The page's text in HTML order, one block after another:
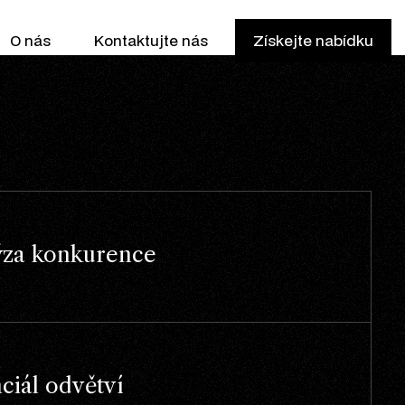
O nás Kontaktujte nás Získejte nabídku
konkurence
odvětví